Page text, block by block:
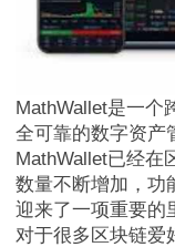
MathWallet是一个
全可靠的数字资产
MathWallet已经在
数量不断增加，功
迎来了一项重要
对于很多区块链爱